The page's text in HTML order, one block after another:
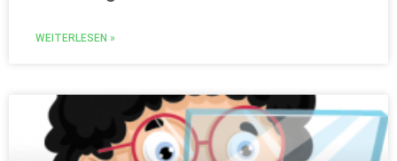
WEITERLESEN »